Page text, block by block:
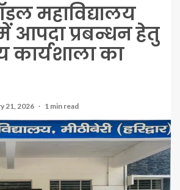
महाविद्यालय
आपदा प्रबन्धन हेतु
कार्यशाला का
21, 2026 1 min read